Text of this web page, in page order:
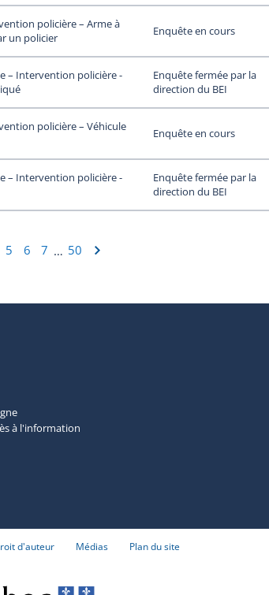
policière – Arme à
un policier
Enquête en cours
– Intervention policière -
Enquête fermée par la
direction du BEI
policière – Véhicule
Enquête en cours
– Intervention policière -
Enquête fermée par la
direction du BEI
5 6 7 … 50
à l'information
d'auteur Médias Plan du site